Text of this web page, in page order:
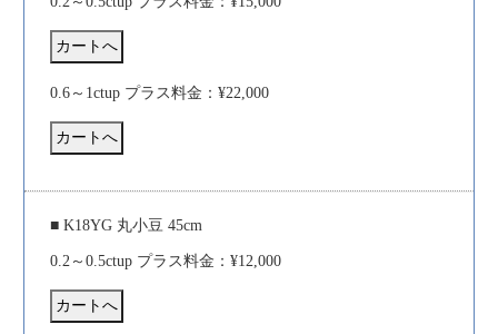
0.6～1ctup プラス料金：¥22,000
■ K18YG 丸小豆 45cm
0.2～0.5ctup プラス料金：¥12,000